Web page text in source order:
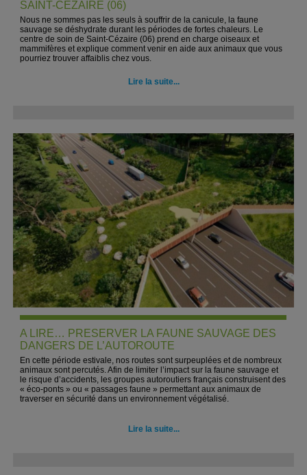
SAINT-CEZAIRE (06)
Nous ne sommes pas les seuls à souffrir de la canicule, la faune
sauvage se déshydrate durant les périodes de fortes chaleurs. Le
centre de soin de Saint-Cézaire (06) prend en charge oiseaux et
mammifères et explique comment venir en aide aux animaux que vous
pourriez trouver affaiblis chez vous.
Lire la suite...
A LIRE… PRESERVER LA FAUNE SAUVAGE DES
DANGERS DE L’AUTOROUTE
En cette période estivale, nos routes sont surpeuplées et de nombreux
animaux sont percutés. Afin de limiter l’impact sur la faune sauvage et
le risque d’accidents, les groupes autoroutiers français construisent des
« éco-ponts » ou « passages faune » permettant aux animaux de
traverser en sécurité dans un environnement végétalisé.
Lire la suite...